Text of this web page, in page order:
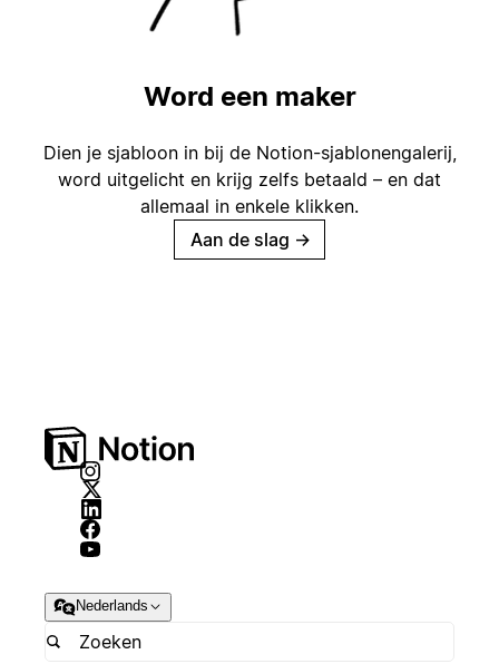
Word een maker
Dien je sjabloon in bij de Notion-sjablonengalerij,
word uitgelicht en krijg zelfs betaald – en dat
allemaal in enkele klikken.
Aan de slag →
Nederlands